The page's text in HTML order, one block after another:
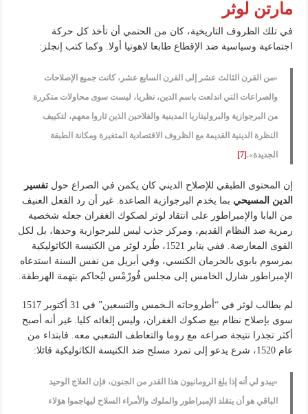
مارتن لوثر
في تلك الظروف التاريخية، كان من الحتمي أن تأخذ كل حركة
اجتماعية وسياسية ضد الإقطاع طابعا لاهوتيا أولا. وكما كتب إنجلز:
«من القرن الثالث عشر إلى القرن السابع عشر، كانت جميع الإصلاحات
والصراعات التي اندلعت باسم الدين، نظريا، ليست سوى محاولات متكررة
من البرجوازية والبروليتاريا المدينية والفلاحين الذين ثاروا معهم، لتكييف
النظرة الدينية القديمة مع الظروف الاقتصادية المتغيرة ومكانة الطبقة
الجديدة».[7]
إن المحتوى الطبقي للإصلاح الديني كان يكمن في الصراع حولتفسير
الدين المسيحي بما يخدم البرجوازية الصاعدة. غير أن رد الفعل العنيف
من البابا والإمبراطور على انتقاد لوثر لصكوك الغفران جعله شخصية
رمزية ضد النظام القديم، ومركز جذب ليس للبرجوازية وحدها، بل لكل
القوى المعارضة. ففي يناير 1521، طُرد لوثر من الكنيسة الكاثوليكية
بمرسوم بابوي بالحرمان الكنسي، وفي أبريل من نفس السنة استدعاه
الإمبراطور شارل الخامس إلى مجلس فُورْمْس ليُحاكم بتهمة الهرطقة.
لم يطالب لوثر في “أطروحاته الـخمس والتسعين” في 31 أكتوبر 1517
سوى بإصلاح نظام بيع صكوك الغفران، وليس إلغائه كليا. غير أنه أصبح
أكثر تجذرا نتيجة صراعه مع روما والتعاطف الشعبي معه. فابتداء من
عام 1520، شرع يدعو إلى تمرد مسلح ضد الكنيسة الكاثوليكية قائلا:
«يبدو لي أنه إذا بلغ الرومانيون هذا القدر من الجنون، فإن العلاج الوحيد
الباقي هو أن يتقلد الإمبراطور والملوك والأمراء السلاح ليهاجموا هؤلاء